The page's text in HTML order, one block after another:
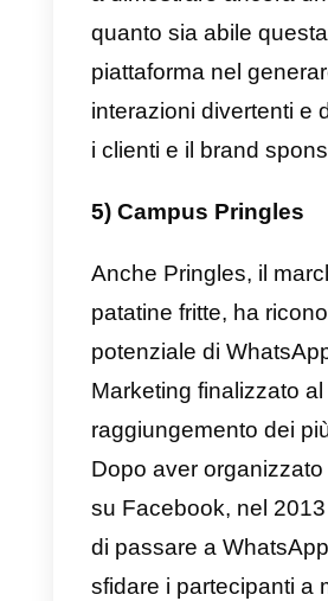
trasformata in
azienda
sua espansione
paesi europei,
pensata e
WhatsApp
sull’invio di
last minute,
utenti di non
estremamente
queste offerte si